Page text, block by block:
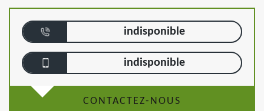
indisponible
indisponible
CONTACTEZ-NOUS